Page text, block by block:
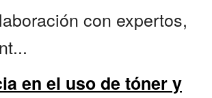
con expertos,
en el uso de tóner y